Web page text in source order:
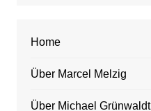
Home
Über Marcel Melzig
Über Michael Grünwaldt